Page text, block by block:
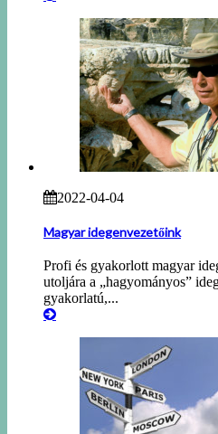
2022-04-04
Magyar idegenvezetőink
Profi és gyakorlott magyar
utoljára a „hagyományos”
gyakorlatú,...